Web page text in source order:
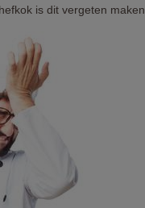
is dit vergeten maken.